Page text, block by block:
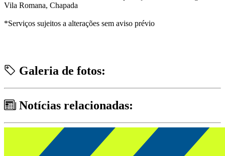
Vila Romana, Chapada
*Serviços sujeitos a alterações sem aviso prévio
Galeria de fotos:
Notícias relacionadas: